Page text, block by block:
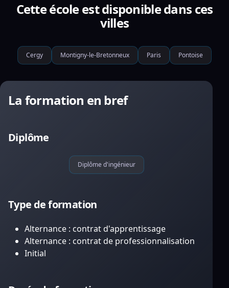
Cette école est disponible dans ces
villes
Cergy Montigny-le-Bretonneux Paris Pontoise
La formation en bref
Diplôme
Diplôme d'ingénieur
Type de formation
Alternance : contrat d'apprentissage
Alternance : contrat de professionnalisation
Initial